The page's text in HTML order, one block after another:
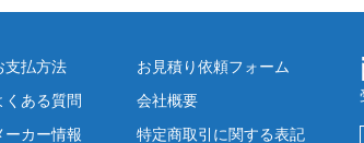
支払方法
くある質問
ーカー情報
お見積り依頼フォーム
会社概要
特定商取引に関する表記